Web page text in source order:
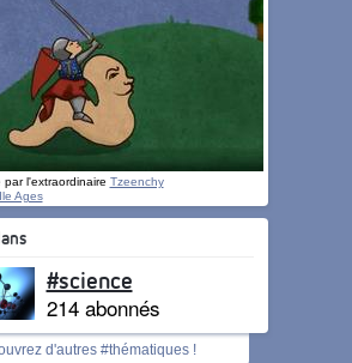
l'extraordinaire Tzeenchy
Ages
#science
214 abonnés
d'autres #thématiques !